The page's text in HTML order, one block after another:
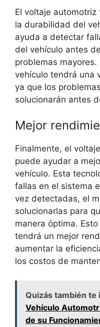
El voltaje
la durabilidad del
ayuda a detectar
del vehículo antes
problemas
vehículo tendrá una
ya que los
solucionarán antes
Mejor
Finalmente, el
puede ayudar a
vehículo. Esta
fallas en el sistema
vez detectadas, el
solucionarlas para
manera óptima.
tendrá un mejor
aumentar la
los costos de
Quizás también te
Vehículo
de su